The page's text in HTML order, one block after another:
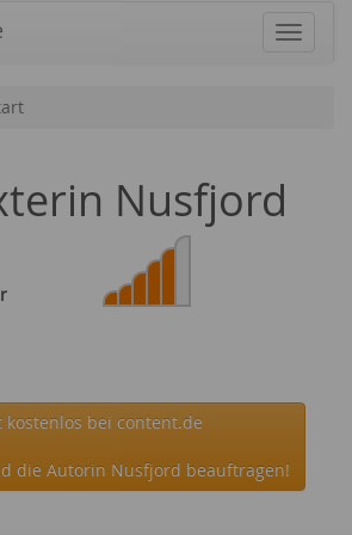
Nusfjord
kostenlos bei content.de
die Autorin Nusfjord beauftragen!